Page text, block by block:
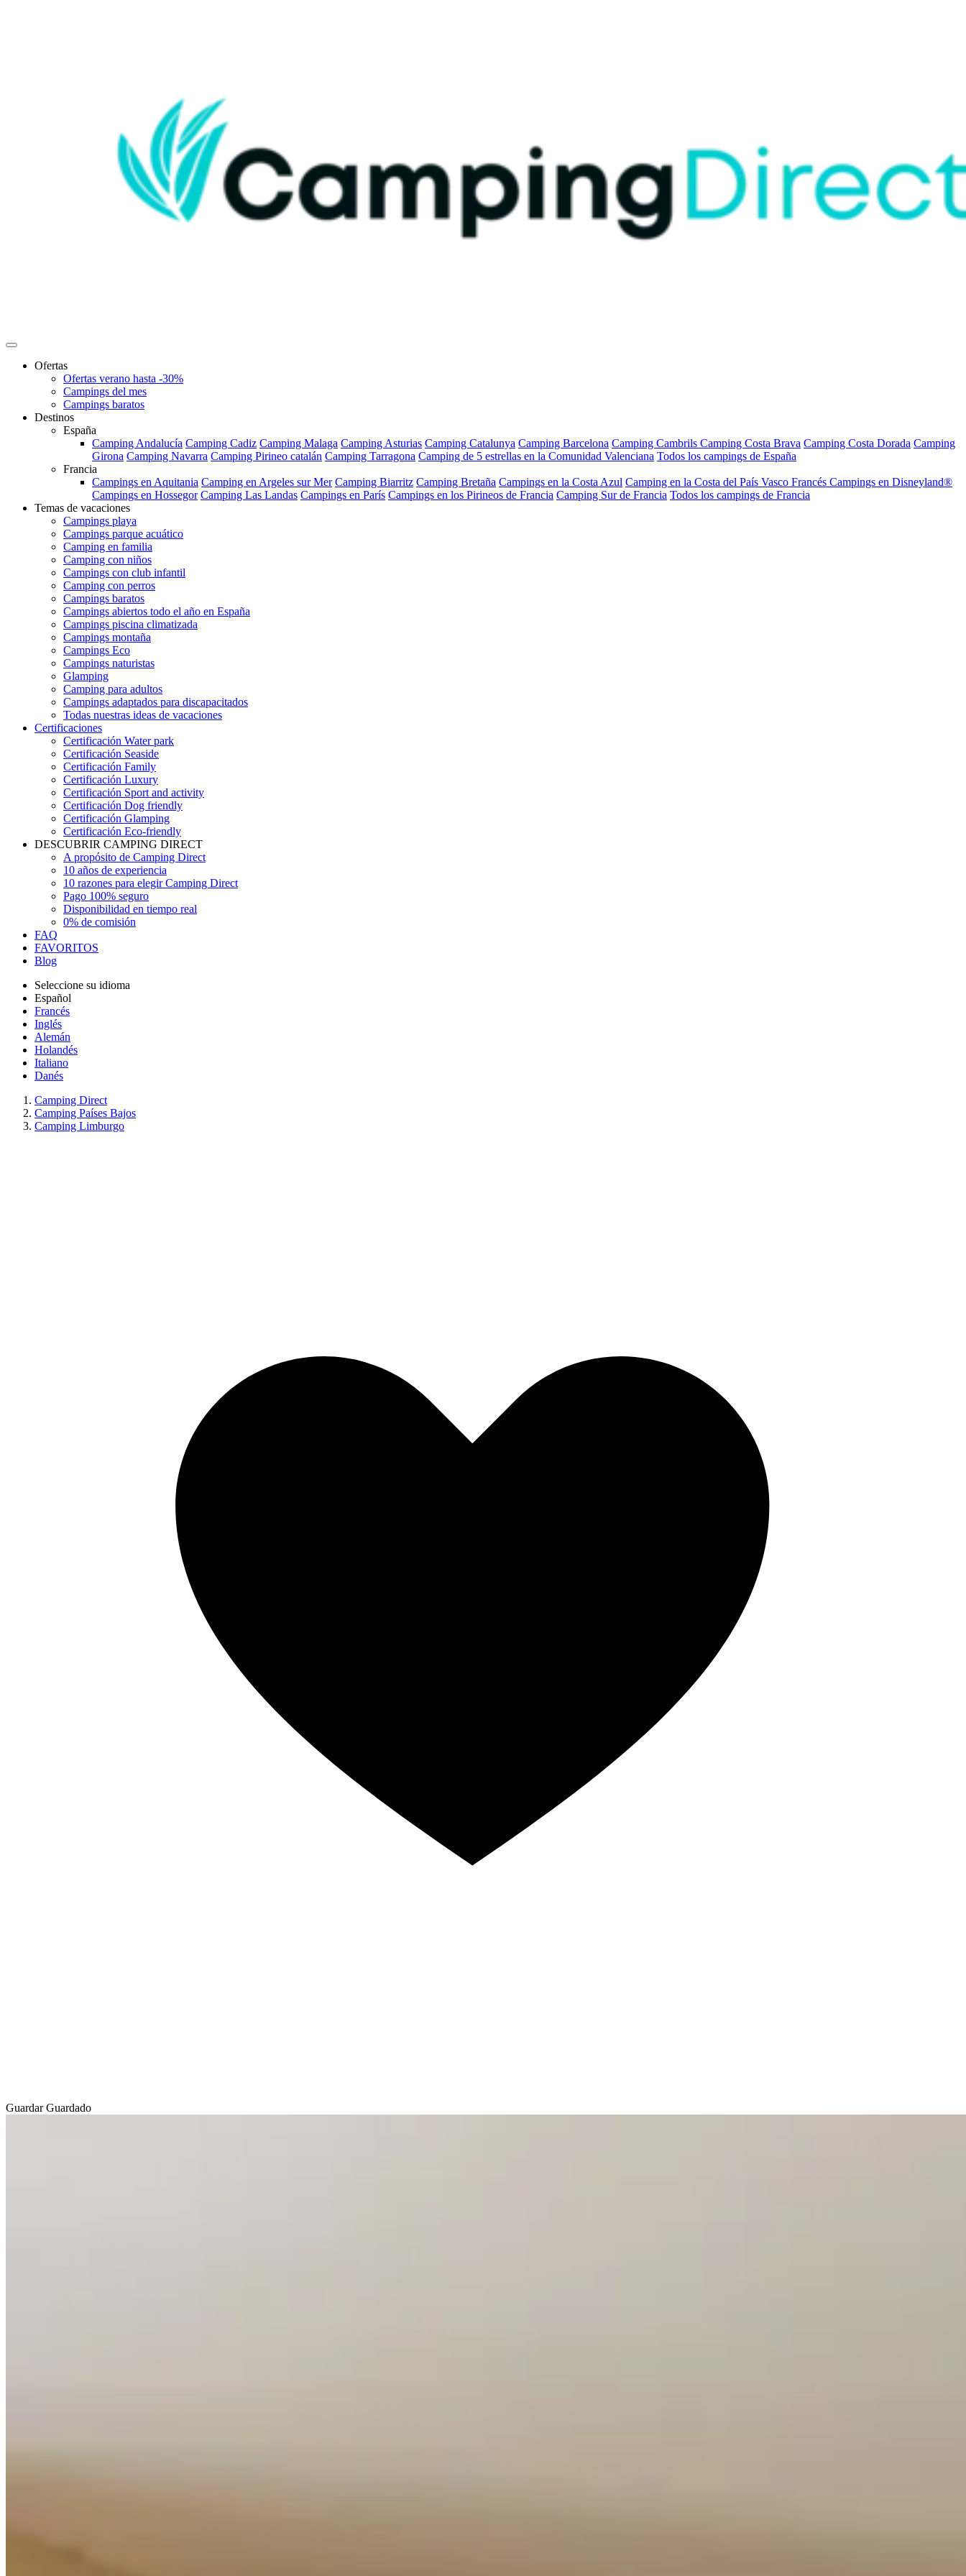
Ofertas
Ofertas verano hasta -30%
Campings del mes
Campings baratos
Destinos
España
Camping Andalucía Camping Cadiz Camping Malaga Camping Asturias Camping Catalunya Camping Barcelona Camping Cambrils Camping Costa Brava Camping Costa Dorada Camping
Girona Camping Navarra Camping Pirineo catalán Camping Tarragona Camping de 5 estrellas en la Comunidad Valenciana Todos los campings de España
Francia
Campings en Aquitania Camping en Argeles sur Mer Camping Biarritz Camping Bretaña Campings en la Costa Azul Camping en la Costa del País Vasco Francés Campings en Disneyland®
Campings en Hossegor Camping Las Landas Campings en París Campings en los Pirineos de Francia Camping Sur de Francia Todos los campings de Francia
Temas de vacaciones
Campings playa
Campings parque acuático
Camping en familia
Camping con niños
Campings con club infantil
Camping con perros
Campings baratos
Campings abiertos todo el año en España
Campings piscina climatizada
Campings montaña
Campings Eco
Campings naturistas
Glamping
Camping para adultos
Campings adaptados para discapacitados
Todas nuestras ideas de vacaciones
Certificaciones
Certificación Water park
Certificación Seaside
Certificación Family
Certificación Luxury
Certificación Sport and activity
Certificación Dog friendly
Certificación Glamping
Certificación Eco-friendly
DESCUBRIR CAMPING DIRECT
A propósito de Camping Direct
10 años de experiencia
10 razones para elegir Camping Direct
Pago 100% seguro
Disponibilidad en tiempo real
0% de comisión
FAQ
FAVORITOS
Blog
Seleccione su idioma
Español
Francés
Inglés
Alemán
Holandés
Italiano
Danés
Camping Direct
Camping Países Bajos
Camping Limburgo
GuardarGuardado